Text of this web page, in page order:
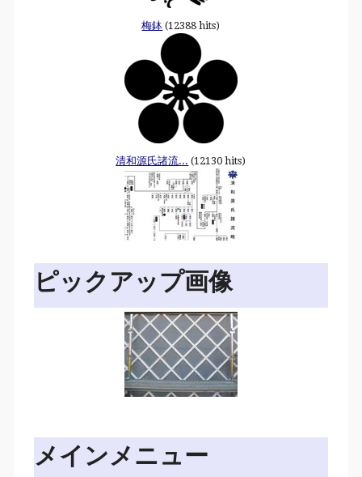
梅鉢 (12388 hits)
清和源氏諸流... (12130 hits)
ピックアップ画像
メインメニュー